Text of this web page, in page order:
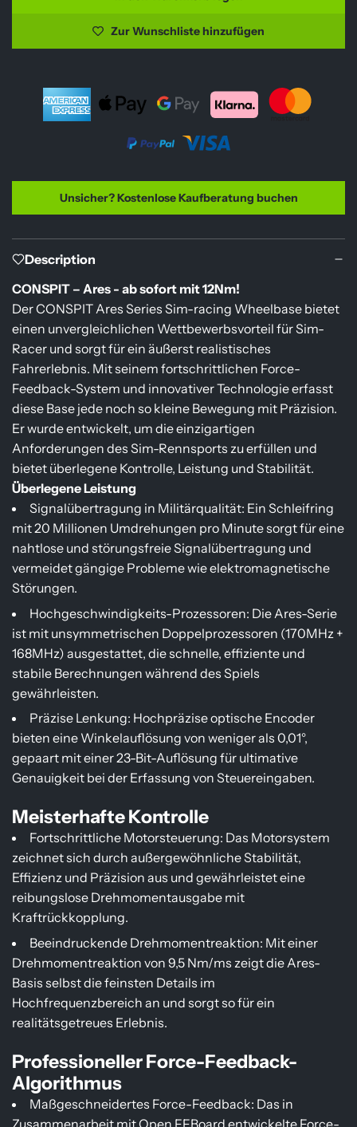
L
d
.
Zur Wunschliste hinzufügen
Unsicher? Kostenlose Kaufberatung buchen
Description
CONSPIT – Ares - ab sofort mit 12Nm!
Der CONSPIT Ares Series Sim-racing Wheelbase bietet
einen unvergleichlichen Wettbewerbsvorteil für Sim-
Racer und sorgt für ein äußerst realistisches
Fahrerlebnis. Mit seinem fortschrittlichen Force-
Feedback-System und innovativer Technologie erfasst
diese Base jede noch so kleine Bewegung mit Präzision.
Er wurde entwickelt, um die einzigartigen
Anforderungen des Sim-Rennsports zu erfüllen und
bietet überlegene Kontrolle, Leistung und Stabilität.
Überlegene Leistung
Signalübertragung in Militärqualität: Ein Schleifring
mit 20 Millionen Umdrehungen pro Minute sorgt für eine
nahtlose und störungsfreie Signalübertragung und
vermeidet gängige Probleme wie elektromagnetische
Störungen.
Hochgeschwindigkeits-Prozessoren: Die Ares-Serie
ist mit unsymmetrischen Doppelprozessoren (170MHz +
168MHz) ausgestattet, die schnelle, effiziente und
stabile Berechnungen während des Spiels
gewährleisten.
Präzise Lenkung: Hochpräzise optische Encoder
bieten eine Winkelauflösung von weniger als 0,01°,
gepaart mit einer 23-Bit-Auflösung für ultimative
Genauigkeit bei der Erfassung von Steuereingaben.
Meisterhafte Kontrolle
Fortschrittliche Motorsteuerung: Das Motorsystem
zeichnet sich durch außergewöhnliche Stabilität,
Effizienz und Präzision aus und gewährleistet eine
reibungslose Drehmomentausgabe mit
Kraftrückkopplung.
Beeindruckende Drehmomentreaktion: Mit einer
Drehmomentreaktion von 9,5 Nm/ms zeigt die Ares-
Basis selbst die feinsten Details im
Hochfrequenzbereich an und sorgt so für ein
realitätsgetreues Erlebnis.
Professioneller Force-Feedback-
Algorithmus
Maßgeschneidertes Force-Feedback: Das in
Zusammenarbeit mit Open FFBoard entwickelte Force-